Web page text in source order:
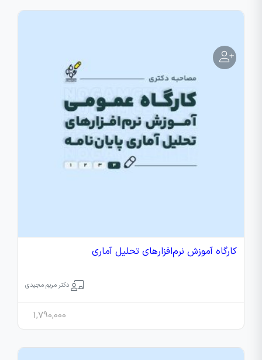
کارگاه آموزش نرم‌افزارهای تحلیل آماری
دکتر مریم مجیدی
1,790,000